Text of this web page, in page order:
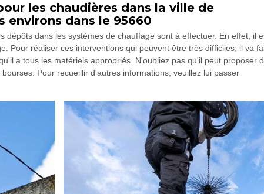
les chaudières dans la ville de
environs dans le 95660
dépôts dans les systèmes de chauffage sont à effectuer. En effet, il
Pour réaliser ces interventions qui peuvent être très difficiles, il va
a tous les matériels appropriés. N'oubliez pas qu'il peut proposer
Pour recueillir d'autres informations, veuillez lui passer